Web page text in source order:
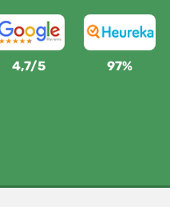
4,7/5 97%